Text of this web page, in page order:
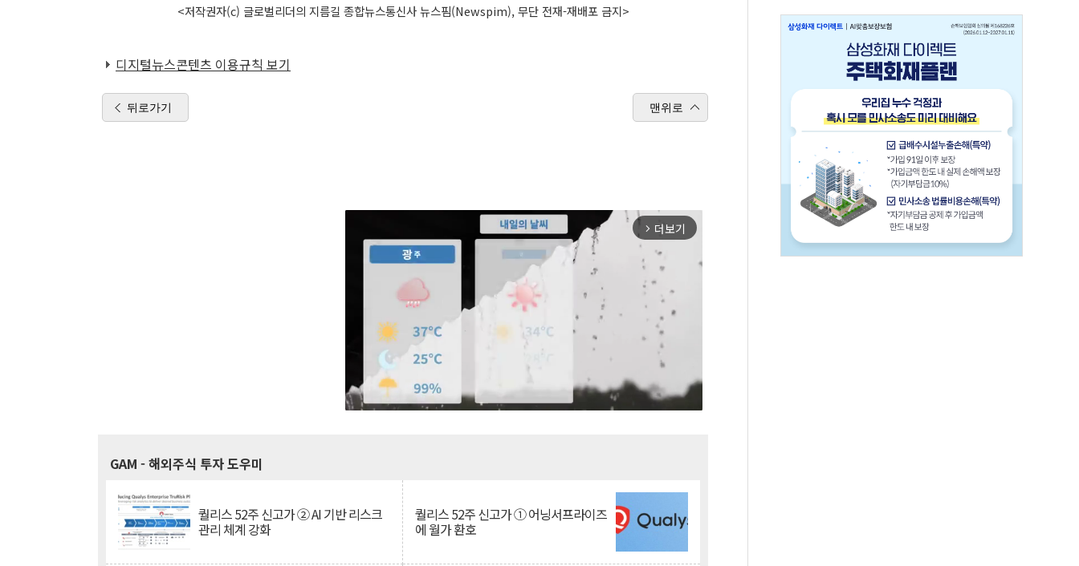
<저작권자(c) 글로벌리더의 지름길 종합뉴스통신사 뉴스핌(Newspim), 무단 전재-재배포 금지>
디지털뉴스콘텐츠 이용규칙 보기
뒤로가기 맨위로
arrow_forward_ios 더보기
GAM - 해외주식 투자 도우미
퀄리스 52주 신고가 ② AI 기반 리스크
관리 체계 강화
퀄리스 52주 신고가 ① 어닝서프라이즈
에 월가 환호